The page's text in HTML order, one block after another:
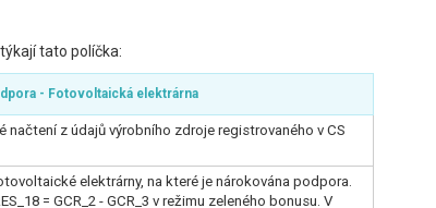
tato políčka:
- Fotovoltaická elektrárna
načtení z údajů výrobního zdroje registrovaného v CS
elektrárny, na které je nárokována podpora.
= GCR_2 - GCR_3 v režimu zeleného bonusu. V